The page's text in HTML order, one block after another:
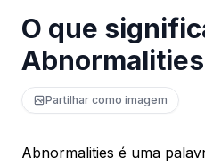
O que
Abnormalities
Partilhar como imagem
Abnormalities é uma